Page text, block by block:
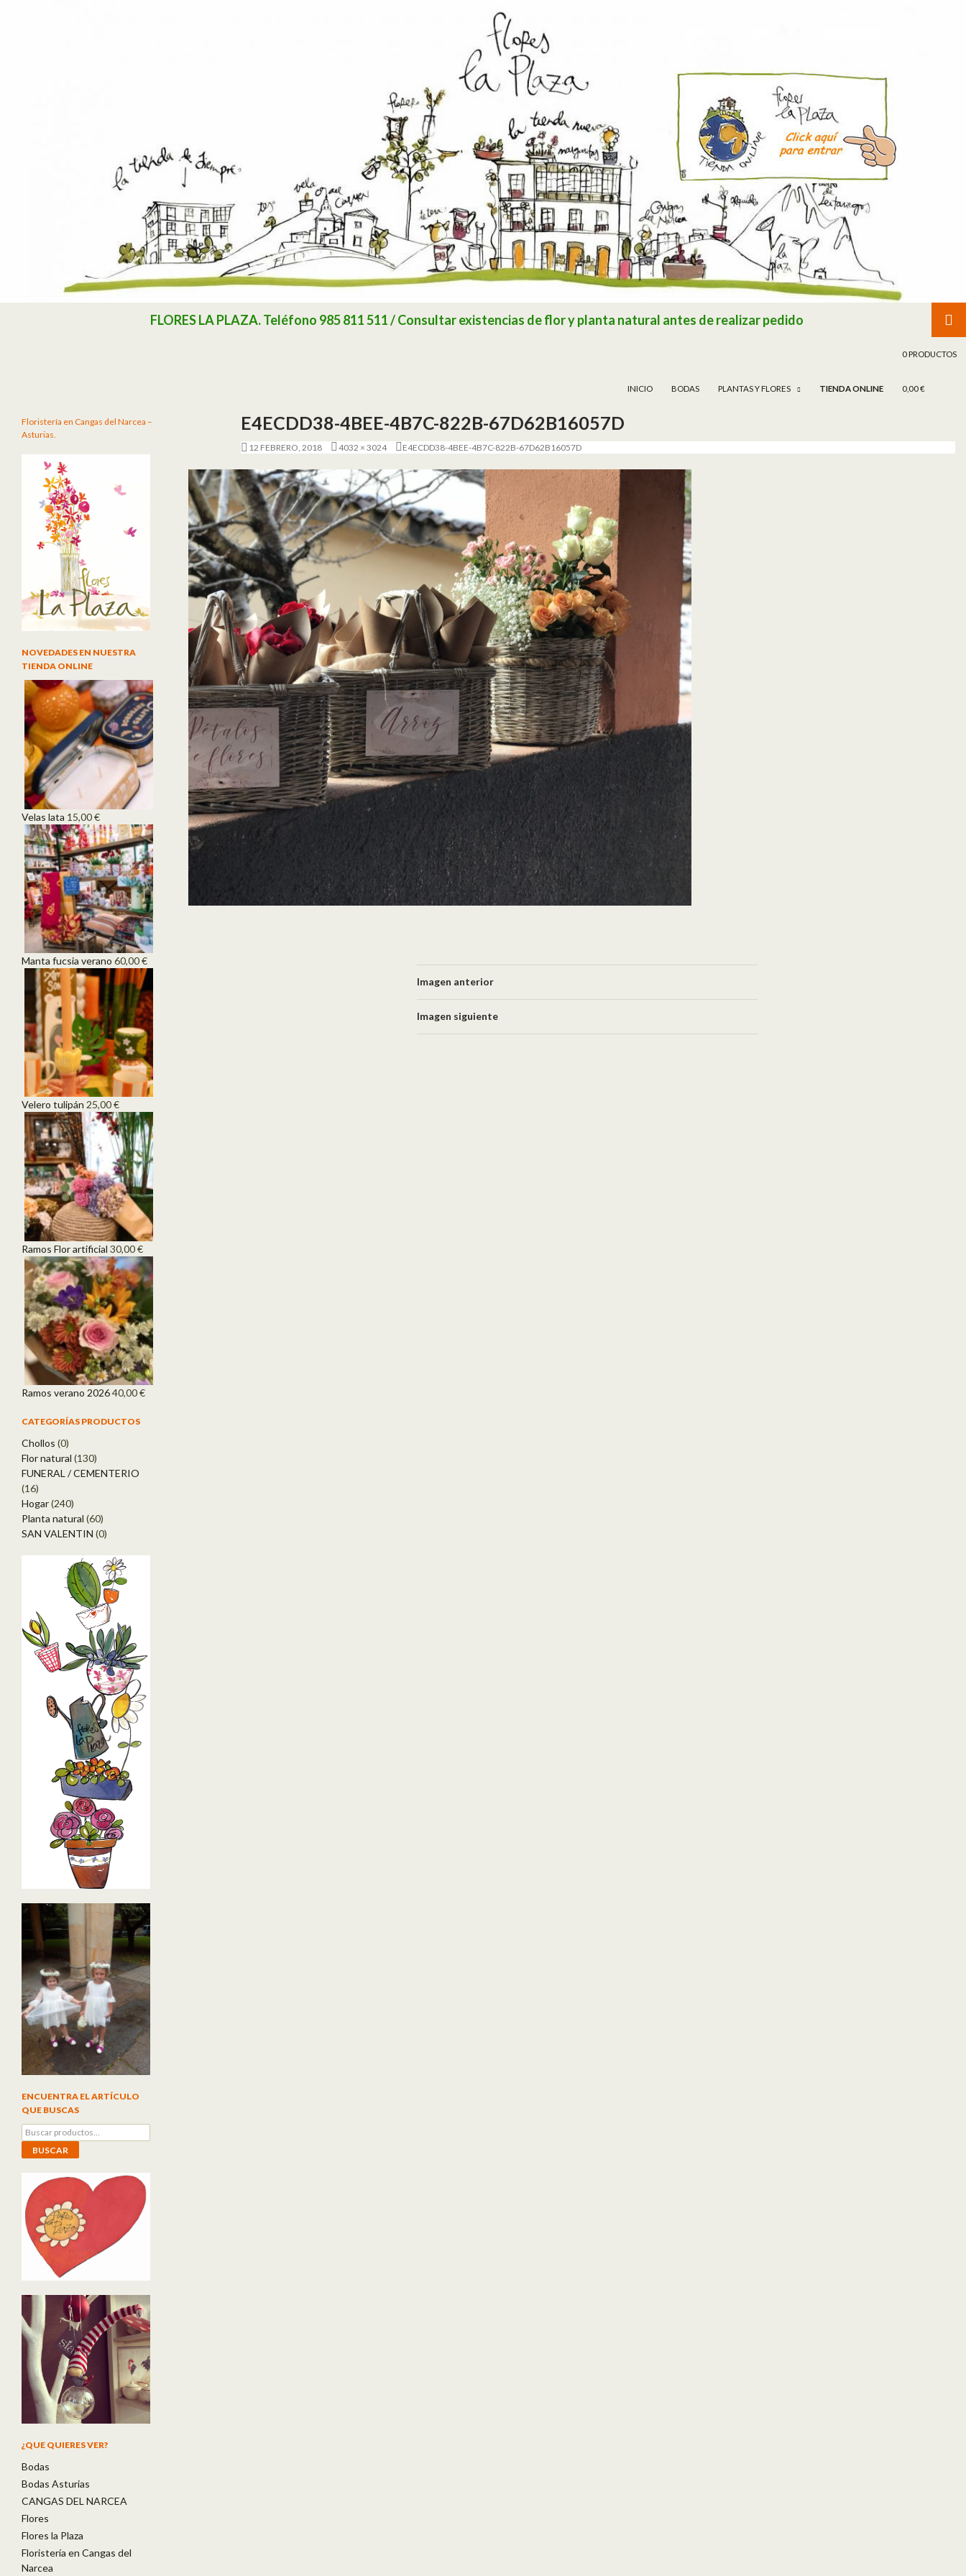
FLORES LA PLAZA. Teléfono 985 811 511 / Consultar existencias de flor y planta natural antes de realizar pedido
INICIO BODAS PLANTAS Y FLORES TIENDA ONLINE
0 PRODUCTOS
0,00 €
E4ECDD38-4BEE-4B7C-822B-67D62B16057D
12 FEBRERO, 2018 4032 × 3024 E4ECDD38-4BEE-4B7C-822B-67D62B16057D
Imagen anterior
Imagen siguiente
Floristería en Cangas del Narcea –
Asturias.
NOVEDADES EN NUESTRA
TIENDA ONLINE
Velas lata 15,00€
Manta fucsia verano 60,00€
Velero tulipán 25,00€
Ramos Flor artificial 30,00€
Ramos verano 202640,00€
CATEGORÍAS PRODUCTOS
Chollos (0)
Flor natural (130)
FUNERAL / CEMENTERIO
(16)
Hogar(240)
Planta natural (60)
SAN VALENTIN (0)
ENCUENTRA EL ARTÍCULO
QUE BUSCAS
Buscar por:
BUSCAR
¿QUE QUIERES VER?
Bodas
Bodas Asturias
CANGAS DEL NARCEA
Flores
Flores la Plaza
Floristería en Cangas del
Narcea